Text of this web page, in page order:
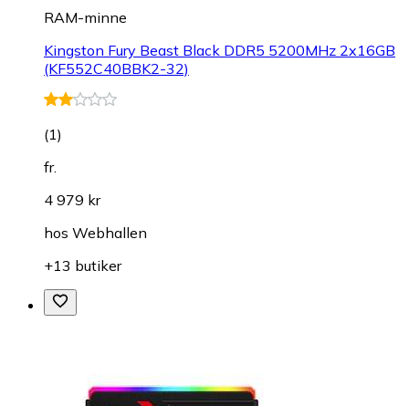
RAM-minne
Kingston Fury Beast Black DDR5 5200MHz 2x16GB
(KF552C40BBK2-32)
(1)
fr.
4 979 kr
hos Webhallen
+13 butiker